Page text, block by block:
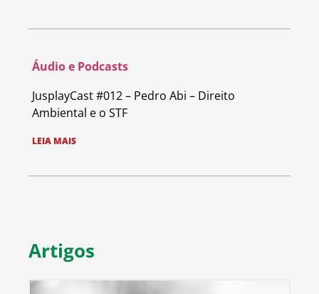
Áudio e Podcasts
JusplayCast #012 – Pedro Abi – Direito
Ambiental e o STF
LEIA MAIS
Artigos